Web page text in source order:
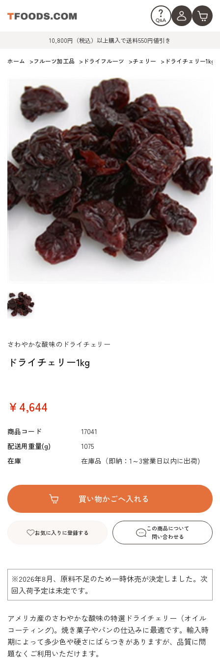
10,800円（税込）以上購入で送料550円値引き
ホーム >フルーツ加工品 > ドライフルーツ >チェリー > ドライチェリー1kg
ドライチェリー1kg
さわやかな酸味のドライチェリー
￥4,644
商品コード
17041
配送用重量(g)
1075
在庫
在庫品（即納：1～3営業日以内に出荷)
お気に入りに登録する
この商品について
問い合わせる
※2026年8月、原料不足のため一時休売が決定しました。次
回入荷予定は未定です。
アメリカ産のさわやかな酸味の特選ドライチェリー（オイル
コーティング)。焼き菓子やパンの仕込みに最適です。輸入時
期によって多少色や硬さにばらつきがありますが、品質に問
題なくご利用いただけます。